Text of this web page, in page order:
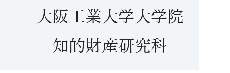
大阪工業大学大学院
知的財産研究科